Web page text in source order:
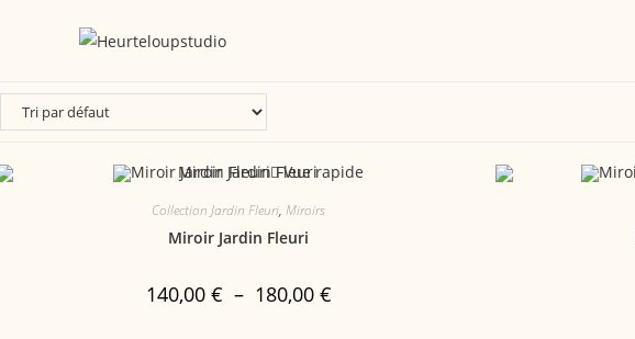
Vue rapide
Collection Jardin Fleuri,Miroirs
Miroir Jardin Fleuri
140,00 € – 180,00 €